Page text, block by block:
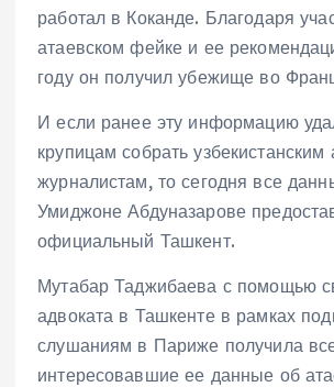
работал в Коканде. Благодаря
атаевском фейке и ее
году он получил убежище во
И если ранее эту информацию
крупицам собрать узбекистанским
журналистам, то сегодня все
Умиджоне Абдуназарове
официальный Ташкент.
Мутабар Таджибаева с помощью
адвоката в Ташкенте в рамках
слушаниям в Париже получила
интересовавшие ее данные об